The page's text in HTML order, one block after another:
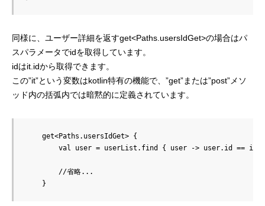
同様に、ユーザー詳細を返すget<Paths.usersIdGet>の場合はパ
スパラメータでidを取得しています。
idはit.idから取得できます。
この”it”という変数はkotlin特有の機能で、”get”または”post”メソ
ッド内の括弧内では暗黙的に定義されています。
    get<Paths.usersIdGet> {
val user = userList.find { user -> user.id ==
        //省略...